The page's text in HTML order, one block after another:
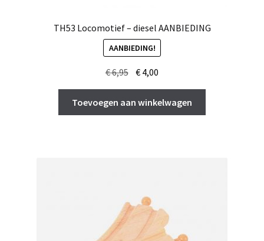
TH53 Locomotief – diesel AANBIEDING
AANBIEDING!
€6,95 Oorspronkelijke
was:
€ 6,95.
€ 4,00
is:
€ 4,00.
Toevoegen aan winkelwagen